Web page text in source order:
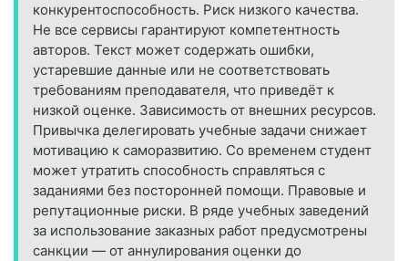
конкурентоспособность. Риск низкого качества.
Не все сервисы гарантируют компетентность
авторов. Текст может содержать ошибки,
устаревшие данные или не соответствовать
требованиям преподавателя, что приведёт к
низкой оценке. Зависимость от внешних ресурсов.
Привычка делегировать учебные задачи снижает
мотивацию к саморазвитию. Со временем студент
может утратить способность справляться с
заданиями без посторонней помощи. Правовые и
репутационные риски. В ряде учебных заведений
за использование заказных работ предусмотрены
санкции — от аннулирования оценки до